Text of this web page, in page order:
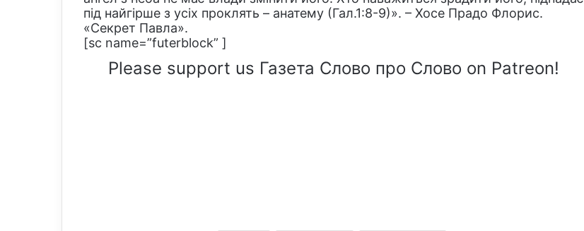
під найгірше з усіх проклять – анатему (Гал.1:8-9)». – Хосе Прадо Флорис.
«Секрет Павла».
[sc name=”futerblock” ]
Please support us Газета Слово про Слово on Patreon!